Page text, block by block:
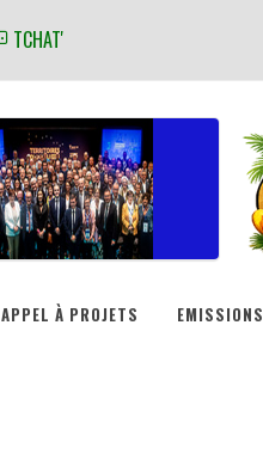
TCHAT'
APPEL À PROJETS EMISSIONS